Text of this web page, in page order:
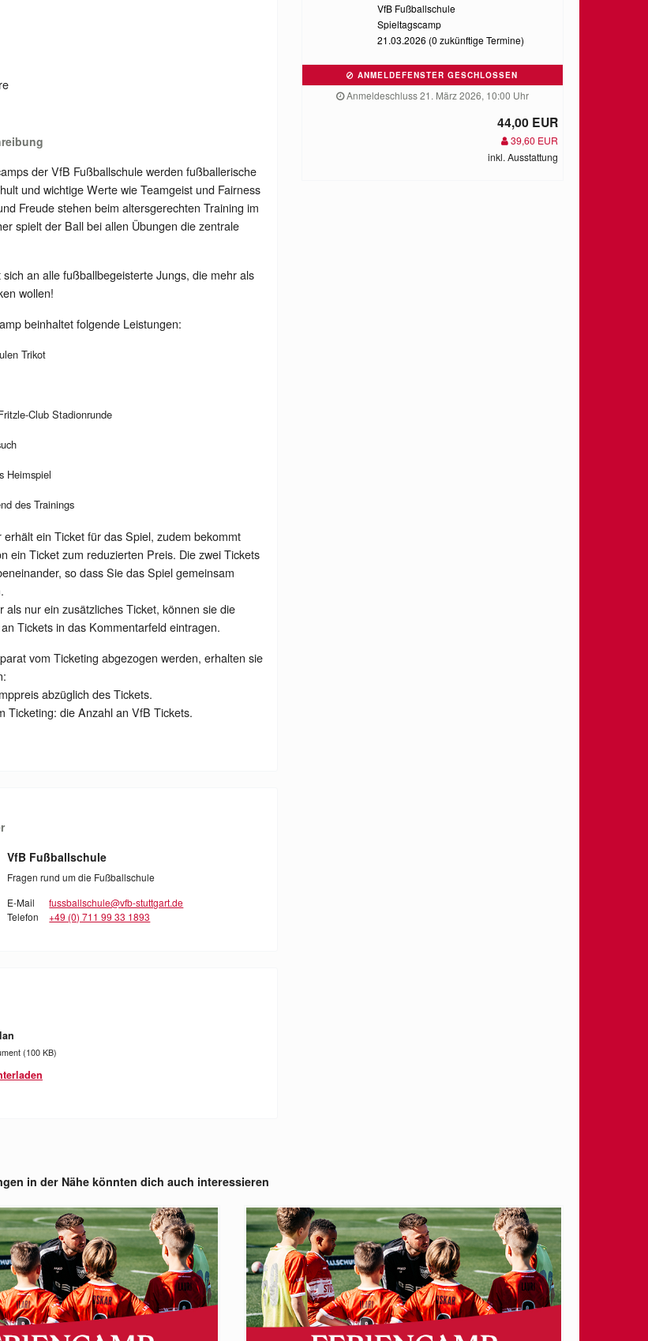
der VfB Fußballschule werden fußballerische
und wichtige Werte wie Teamgeist und Fairness
Freude stehen beim altersgerechten Training im
spielt der Ball bei allen Übungen die zentrale
sich an alle fußballbegeisterte Jungs, die mehr als
wollen!
beinhaltet folgende Leistungen:
Trikot
Club Stadionrunde
Heimspiel
des Trainings
erhält ein Ticket für das Spiel, zudem bekommt
ein Ticket zum reduzierten Preis. Die zwei Tickets
so dass Sie das Spiel gemeinsam
als nur ein zusätzliches Ticket, können sie die
Tickets in das Kommentarfeld eintragen.
vom Ticketing abgezogen werden, erhalten sie
abzüglich des Tickets.
Ticketing: die Anzahl an VfB Tickets.
VfB Fußballschule
Fragen rund um die Fußballschule
E-Mail
fussballschule@vfb-stuttgart.de
Telefon
+49 (0) 711 99 33 1893
(100 KB)
VfB Fußballschule
Spieltagscamp
21.03.2026 (0 zukünftige Termine)
ANMELDEFENSTER GESCHLOSSEN
Anmeldeschluss 21. März 2026, 10:00 Uhr
44,00 EUR
39,60 EUR
inkl. Ausstattung
in der Nähe könnten dich auch interessieren